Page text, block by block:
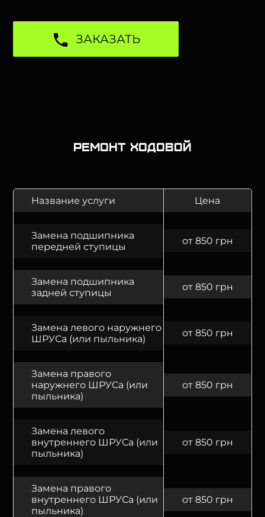
ЗАКАЗАТЬ
Ремонт ходовой
Название услуги Цена
Замена подшипника
передней ступицы
от 850 грн
Замена подшипника
задней ступицы
от 850 грн
Замена левого наружнего
ШРУСа (или пыльника)
от 850 грн
Замена правого
наружнего ШРУСа (или
пыльника)
от 850 грн
Замена левого
внутреннего ШРУСа (или
пыльника)
от 850 грн
Замена правого
внутреннего ШРУСа (или
пыльника)
от 850 грн